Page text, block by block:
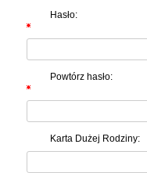
Hasło:
Powtórz hasło:
Karta Dużej Rodziny: